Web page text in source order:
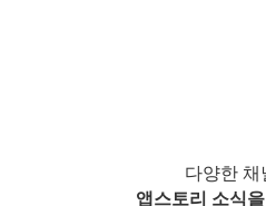
다양한 채
앱스토리 소식